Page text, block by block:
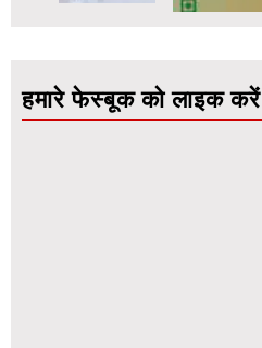
हमारे फेस्बूक को लाइक करें